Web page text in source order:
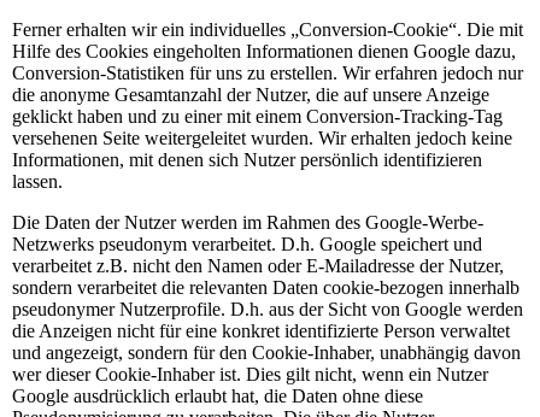
Ferner erhalten wir ein individuelles „Conversion-Cookie“. Die mit
Hilfe des Cookies eingeholten Informationen dienen Google dazu,
Conversion-Statistiken für uns zu erstellen. Wir erfahren jedoch nur
die anonyme Gesamtanzahl der Nutzer, die auf unsere Anzeige
geklickt haben und zu einer mit einem Conversion-Tracking-Tag
versehenen Seite weitergeleitet wurden. Wir erhalten jedoch keine
Informationen, mit denen sich Nutzer persönlich identifizieren
lassen.
Die Daten der Nutzer werden im Rahmen des Google-Werbe-
Netzwerks pseudonym verarbeitet. D.h. Google speichert und
verarbeitet z.B. nicht den Namen oder E-Mailadresse der Nutzer,
sondern verarbeitet die relevanten Daten cookie-bezogen innerhalb
pseudonymer Nutzerprofile. D.h. aus der Sicht von Google werden
die Anzeigen nicht für eine konkret identifizierte Person verwaltet
und angezeigt, sondern für den Cookie-Inhaber, unabhängig davon
wer dieser Cookie-Inhaber ist. Dies gilt nicht, wenn ein Nutzer
Google ausdrücklich erlaubt hat, die Daten ohne diese